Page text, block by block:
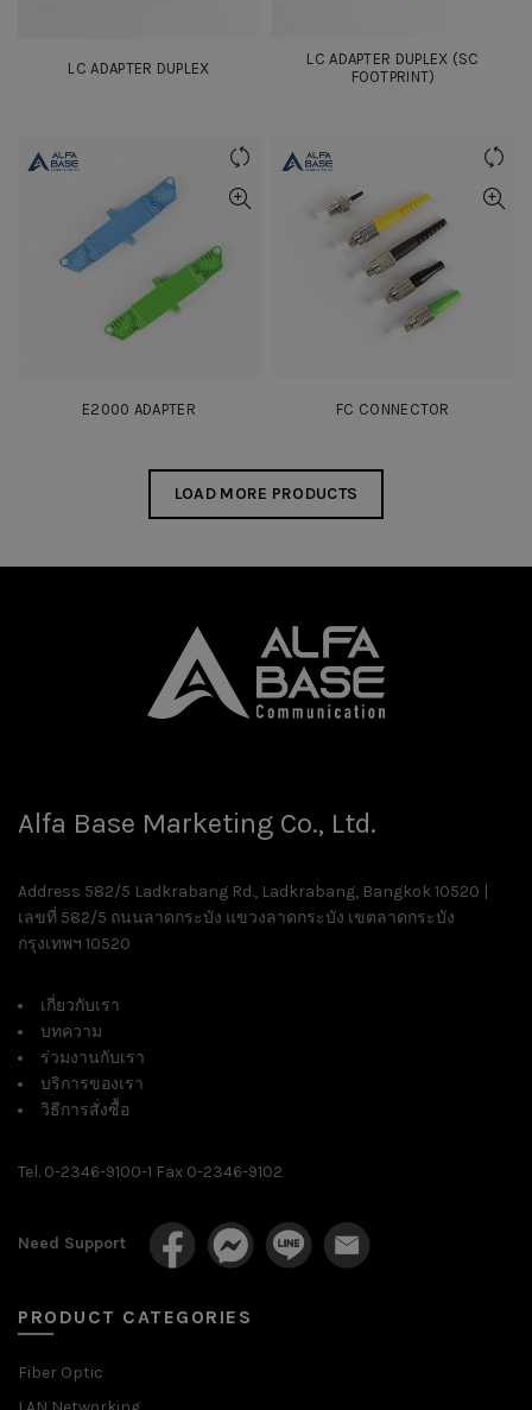
LC ADAPTER DUPLEX
LC ADAPTER DUPLEX (SC
FOOTPRINT)
E2000 ADAPTER FC CONNECTOR
LOAD MORE PRODUCTS
Alfa Base Marketing Co., Ltd.
Address 582/5 Ladkrabang Rd., Ladkrabang, Bangkok 10520 |
เลขที่ 582/5 ถนนลาดกระบัง แขวงลาดกระบัง เขตลาดกระบัง
กรุงเทพฯ 10520
เกี่ยวกับเรา
บทความ
ร่วมงานกับเรา
บริการของเรา
วิธีการสั่งซื้อ
Tel. 0-2346-9100-1 Fax 0-2346-9102
Need Support
PRODUCT CATEGORIES
Fiber Optic